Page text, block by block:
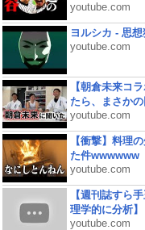
youtube.com
ヨルシカ - 思
youtube.com
【朝倉未来コ
たら、まさか
youtube.com
【衝撃】料理
た件wwwwww
youtube.com
【週刊誌すら
理学的に分析】
youtube.com